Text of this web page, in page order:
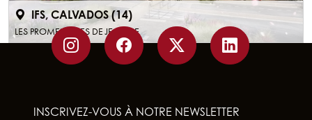
IFS, CALVADOS (14)
LES PROMENADES DE JEANNE
INSCRIVEZ-VOUS À NOTRE NEWSLETTER